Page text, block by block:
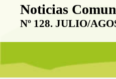
Boletín
Noticias
Nº 128. JULIO/